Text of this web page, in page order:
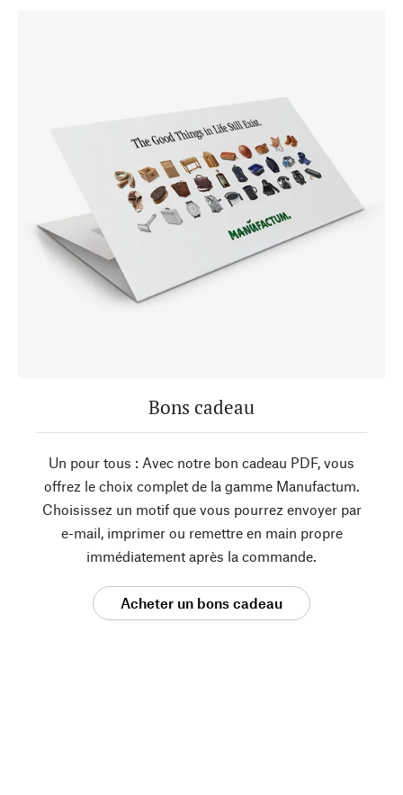
Bons cadeau
Un pour tous : Avec notre bon cadeau PDF, vous
offrez le choix complet de la gamme Manufactum.
Choisissez un motif que vous pourrez envoyer par
e-mail, imprimer ou remettre en main propre
immédiatement après la commande.
Acheter un bons cadeau